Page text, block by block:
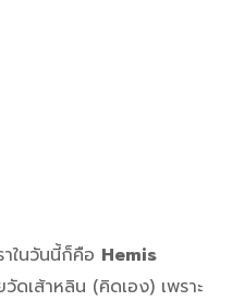
ในวันนี้ก็คือ Hemis
ดเส้าหลิน (คิดเอง) เพราะ